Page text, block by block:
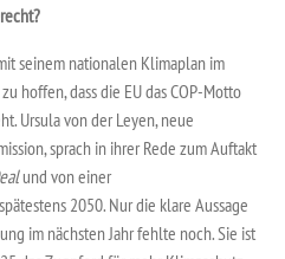
seinem nationalen Klimaplan im
hoffen, dass die EU das COP-Motto
Ursula von der Leyen, neue
sprach in ihrer Rede zum Auftakt
und von einer
2050. Nur die klare Aussage
im nächsten Jahr fehlte noch. Sie ist